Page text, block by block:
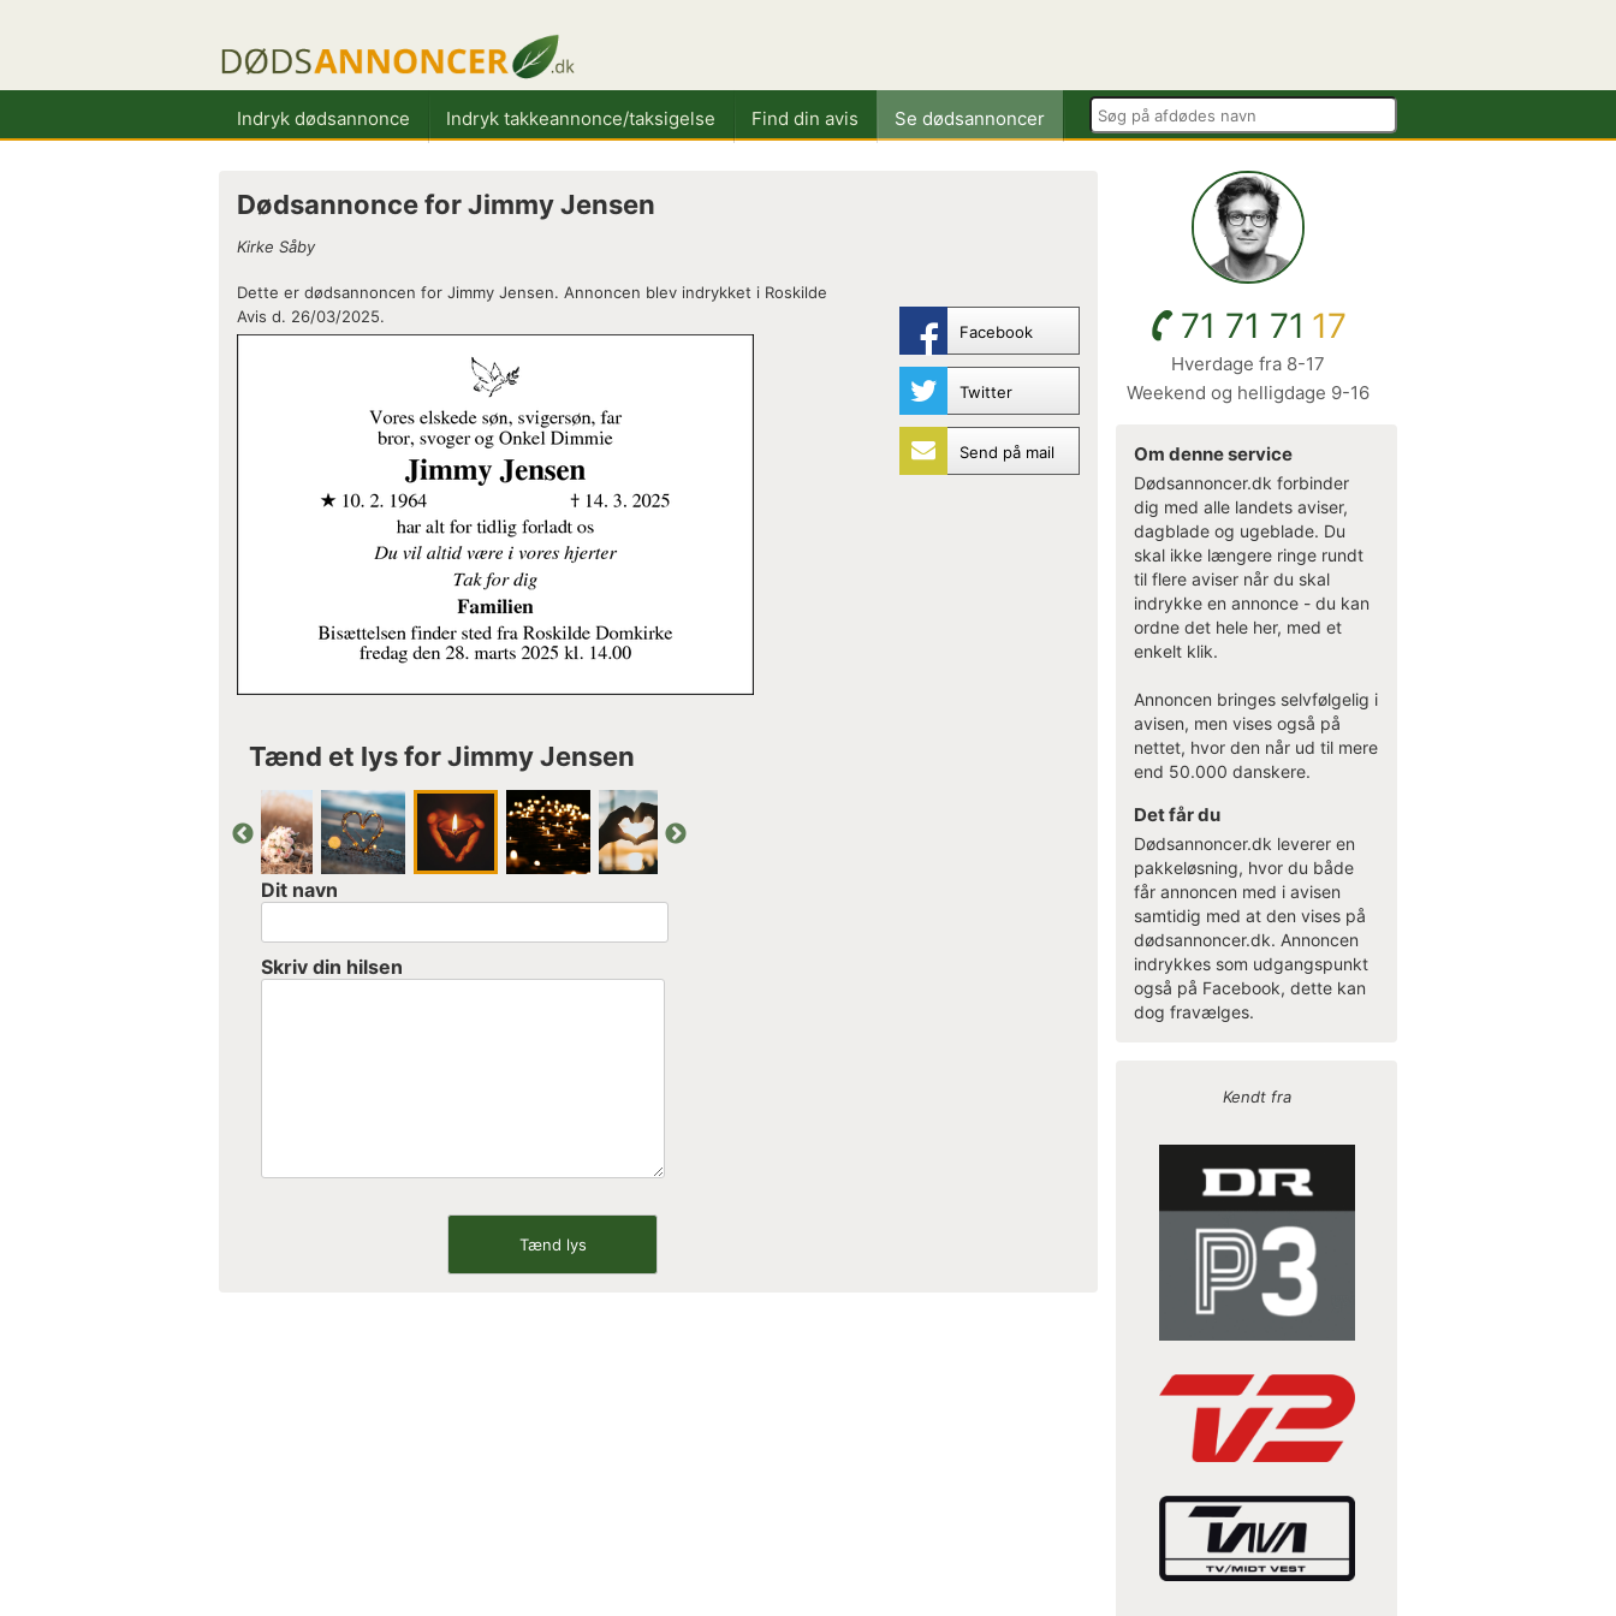
Indryk dødsannonce Indryk takkeannonce/taksigelse Find din avis Se dødsannoncer
Dødsannonce for Jimmy Jensen
Kirke Såby
Facebook
Twitter
Send på mail
Dette er dødsannoncen for Jimmy Jensen. Annoncen blev indrykket i Roskilde
Avis d. 26/03/2025.
Tænd et lys for Jimmy Jensen
Dit navn
Skriv din hilsen
71 71 71 17
Hverdage fra 8-17
Weekend og helligdage 9-16
Om denne service
Dødsannoncer.dk forbinder
dig med alle landets aviser,
dagblade og ugeblade. Du
skal ikke længere ringe rundt
til flere aviser når du skal
indrykke en annonce - du kan
ordne det hele her, med et
enkelt klik.
Annoncen bringes selvfølgelig i
avisen, men vises også på
nettet, hvor den når ud til mere
end 50.000 danskere.
Det får du
Dødsannoncer.dk leverer en
pakkeløsning, hvor du både
får annoncen med i avisen
samtidig med at den vises på
dødsannoncer.dk. Annoncen
indrykkes som udgangspunkt
også på Facebook, dette kan
dog fravælges.
Kendt fra